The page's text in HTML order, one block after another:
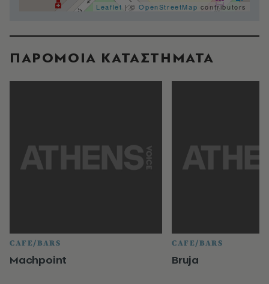
Leaflet | ©OpenStreetMap contributors
ΠΑΡΟΜΟΙΑ ΚΑΤΑΣΤΗΜΑΤΑ
CAFE/BARS
Machpoint
CAFE/BARS
Bruja